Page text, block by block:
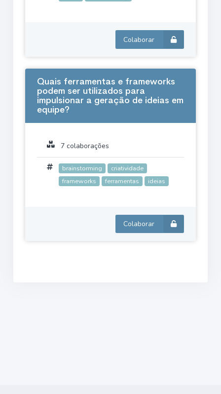
Colaborar
Quais ferramentas e frameworks
podem ser utilizados para
impulsionar a geração de ideias em
equipe?
7 colaborações
brainstorming
criatividade
frameworks
ferramentas ideias
Colaborar